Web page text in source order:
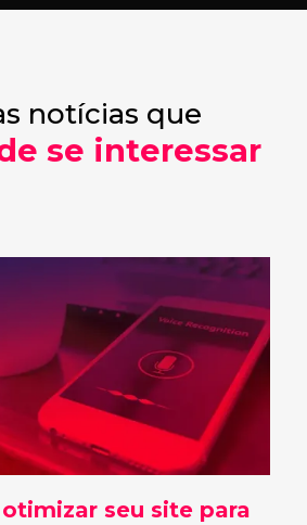
notícias que
se interessar
seu site para